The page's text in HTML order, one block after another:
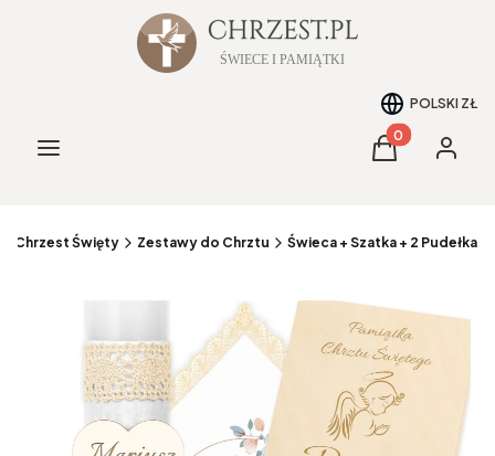
POLSKI ZŁ
Menu Produkty w
Koszyk
Chrzest Święty Zestawy do Chrztu Świeca + Szatka + 2 Pudełka